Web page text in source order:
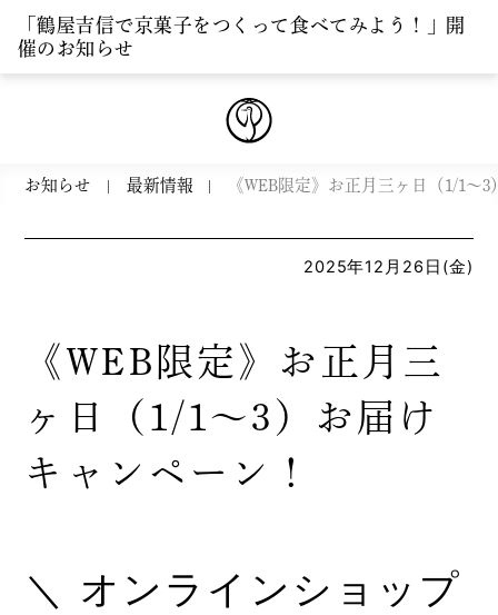
「鶴屋吉信で京菓子をつくって食べてみよう！」開
催のお知らせ
2025年12月26日(金)
《WEB限定》お正月三
ヶ日（1/1～3）お届け
キャンペーン！
＼ オンラインショップ
お知らせ 最新情報 《WEB限定》お正月三ヶ日（1/1～